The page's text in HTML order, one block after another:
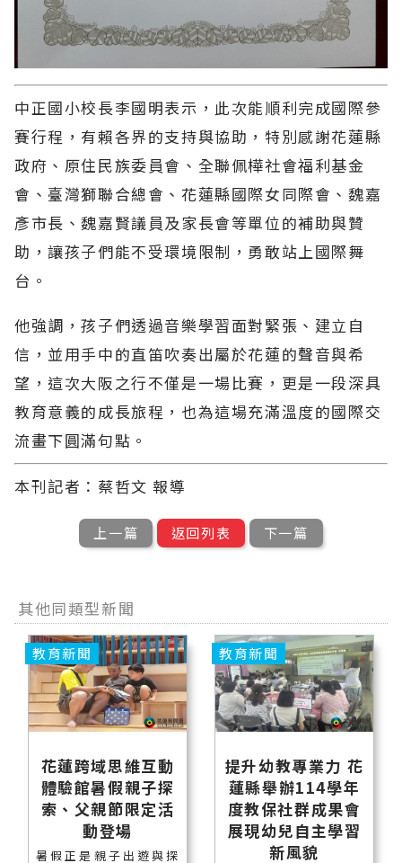
中正國小校長李國明表示，此次能順利完成國際參
賽行程，有賴各界的支持與協助，特別感謝花蓮縣
政府、原住民族委員會、全聯佩樺社會福利基金
會、臺灣獅聯合總會、花蓮縣國際女同際會、魏嘉
彥市長、魏嘉賢議員及家長會等單位的補助與贊
助，讓孩子們能不受環境限制，勇敢站上國際舞
台。
他強調，孩子們透過音樂學習面對緊張、建立自
信，並用手中的直笛吹奏出屬於花蓮的聲音與希
望，這次大阪之行不僅是一場比賽，更是一段深具
教育意義的成長旅程，也為這場充滿溫度的國際交
流畫下圓滿句點。
本刊記者：蔡哲文 報導
上一篇 返回列表 下一篇
其他同類型新聞
花蓮跨域思維互動
體驗館暑假親子探
索、父親節限定活
動登場
暑假正是親子出遊與探
教育新聞
提升幼教專業力 花
蓮縣舉辦114學年
度教保社群成果會
展現幼兒自主學習
新風貌
教育新聞